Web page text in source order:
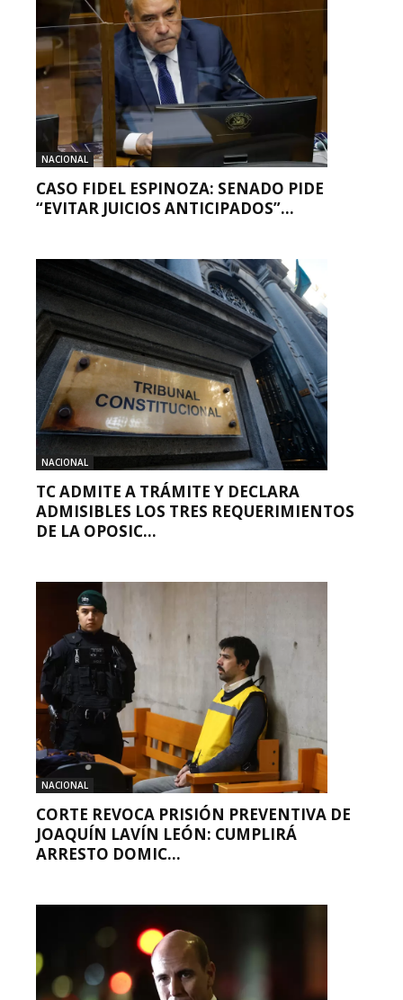
NACIONAL
CASO FIDEL ESPINOZA: SENADO PIDE
“EVITAR JUICIOS ANTICIPADOS”...
NACIONAL
TC ADMITE A TRÁMITE Y DECLARA
ADMISIBLES LOS TRES REQUERIMIENTOS
DE LA OPOSIC...
NACIONAL
CORTE REVOCA PRISIÓN PREVENTIVA DE
JOAQUÍN LAVÍN LEÓN: CUMPLIRÁ
ARRESTO DOMIC...